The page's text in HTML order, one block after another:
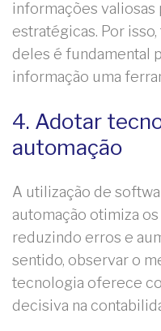
informações valiosas
estratégicas. Por
deles é fundamental
informação uma
4. Adotar
automação
A utilização de
automação otimiza
reduzindo erros e
sentido, observar o
tecnologia oferece
decisiva na